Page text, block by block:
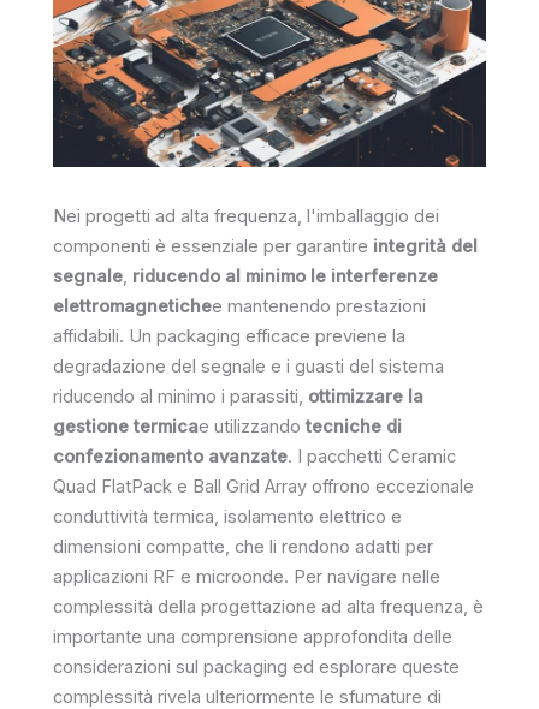
Nei progetti ad alta frequenza, l'imballaggio dei
componenti è essenziale per garantire integrità del
segnale, riducendo al minimo le interferenze
elettromagnetichee mantenendo prestazioni
affidabili. Un packaging efficace previene la
degradazione del segnale e i guasti del sistema
riducendo al minimo i parassiti, ottimizzare la
gestione termicae utilizzando tecniche di
confezionamento avanzate. I pacchetti Ceramic
Quad FlatPack e Ball Grid Array offrono eccezionale
conduttività termica, isolamento elettrico e
dimensioni compatte, che li rendono adatti per
applicazioni RF e microonde. Per navigare nelle
complessità della progettazione ad alta frequenza, è
importante una comprensione approfondita delle
considerazioni sul packaging ed esplorare queste
complessità rivela ulteriormente le sfumature di